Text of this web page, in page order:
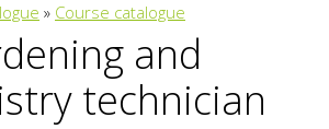
» Course catalogue
and
technician